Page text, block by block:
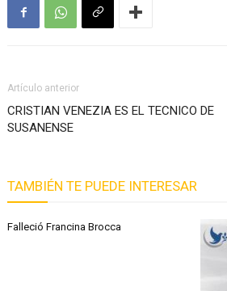
Artículo anterior
CRISTIAN VENEZIA ES EL TECNICO DE
SUSANENSE
TAMBIÉN TE PUEDE INTERESAR
Falleció Francina Brocca